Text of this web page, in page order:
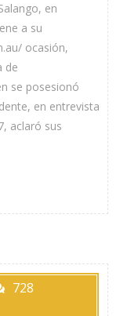
en
a su
ocasión,
de
se posesionó
en entrevista
aclaró sus
728